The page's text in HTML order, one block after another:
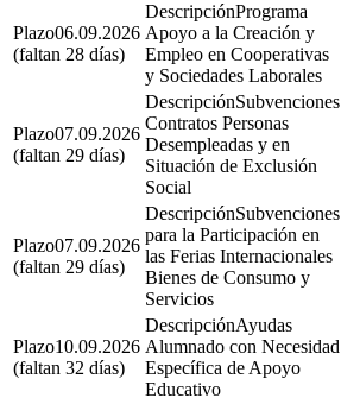
06.09.2026
(faltan 28 días)
Programa
Apoyo a la Creación y
Empleo en Cooperativas
y Sociedades Laborales
07.09.2026
(faltan 29 días)
Subvenciones
Contratos Personas
Desempleadas y en
Situación de Exclusión
Social
07.09.2026
(faltan 29 días)
Subvenciones
para la Participación en
las Ferias Internacionales
Bienes de Consumo y
Servicios
10.09.2026
(faltan 32 días)
Ayudas
Alumnado con Necesidad
Específica de Apoyo
Educativo